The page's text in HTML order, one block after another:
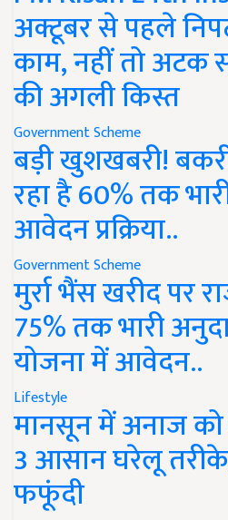
अक्टूबर से पहले
काम, नहीं तो अटक
की अगली किस्त
Government Scheme
बड़ी खुशखबरी!
रहा है 60% तक
आवेदन प्रक्रिया..
Government Scheme
मुर्रा भैंस खरीद पर
75% तक भारी
योजना में आवेदन..
Lifestyle
मानसून में अनाज
3 आसान घरेलू
फफूंदी